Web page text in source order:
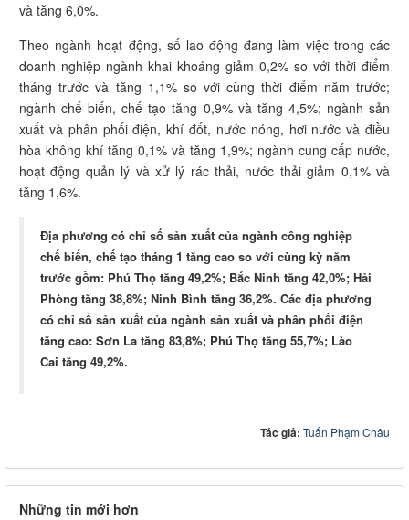
và tăng 6,0%.
Theo ngành hoạt động, số lao động đang làm việc trong các
doanh nghiệp ngành khai khoáng giảm 0,2% so với thời điểm
tháng trước và tăng 1,1% so với cùng thời điểm năm trước;
ngành chế biến, chế tạo tăng 0,9% và tăng 4,5%; ngành sản
xuất và phân phối điện, khí đốt, nước nóng, hơi nước và điều
hòa không khí tăng 0,1% và tăng 1,9%; ngành cung cấp nước,
hoạt động quản lý và xử lý rác thải, nước thải giảm 0,1% và
tăng 1,6%.
Địa phương có chỉ số sản xuất của ngành công nghiệp
chế biến, chế tạo tháng 1 tăng cao so với cùng kỳ năm
trước gồm: Phú Thọ tăng 49,2%; Bắc Ninh tăng 42,0%; Hải
Phòng tăng 38,8%; Ninh Bình tăng 36,2%. Các địa phương
có chỉ số sản xuất của ngành sản xuất và phân phối điện
tăng cao: Sơn La tăng 83,8%; Phú Thọ tăng 55,7%; Lào
Cai tăng 49,2%.
Tác giả: Tuấn Phạm Châu
Những tin mới hơn